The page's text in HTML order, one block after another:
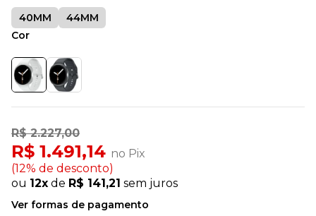
R$ 2.227,00
R$ 1.491,14 no Pix
(12% de desconto)
ou 12x de R$ 141,21 sem juros
Ver formas de pagamento
40MM
44MM
Cor